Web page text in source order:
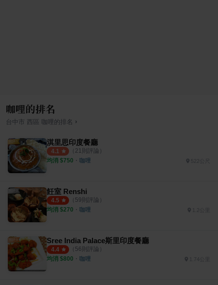
咖哩的排名
台中市 西區 咖哩 的排名 ›
淇里思印度餐廳
4.1 （ 21則評論）
均消 $750 ・ 咖哩 522公尺
飪室 Renshi
4.5 （ 59則評論）
均消 $270 ・ 咖哩
Sree India Palace斯里印度餐廳
4.4 （ 56則評論）
均消 $800 ・ 咖哩 1.74公里